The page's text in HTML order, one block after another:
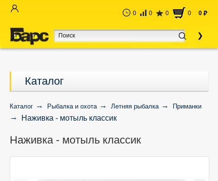
0 0 0 0 0 руб
Каталог
Каталог Рыбалка и охота Летняя рыбалка Приманки
Наживка - мотыль классик
Наживка - мотыль классик